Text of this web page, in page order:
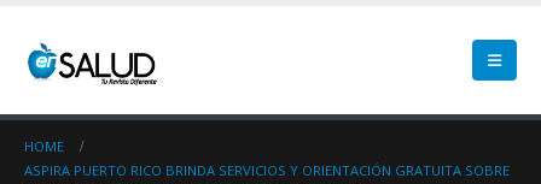
HOME
ASPIRA PUERTO RICO BRINDA SERVICIOS Y ORIENTACIÓN GRATUITA SOBRE